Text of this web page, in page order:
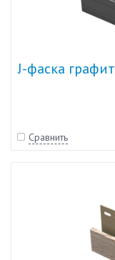
J-фаска графит
Сравнить